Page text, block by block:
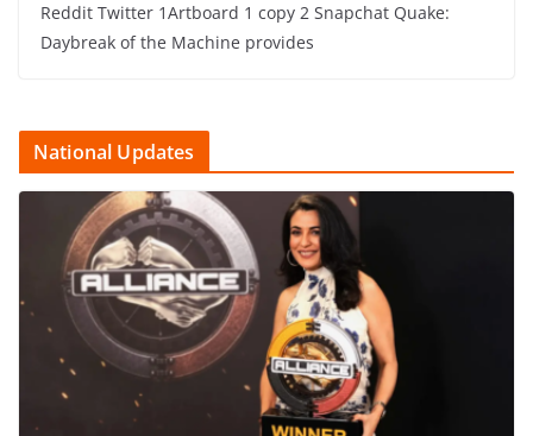
Reddit Twitter 1Artboard 1 copy 2 Snapchat Quake:
Daybreak of the Machine provides
National Updates